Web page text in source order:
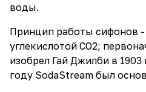
воды.
Принцип работы сифонов
углекислотой CO2;
изобрел Гай Джилби в
году SodaStream был